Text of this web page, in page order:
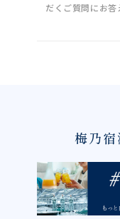
だくご質問にお答
梅乃